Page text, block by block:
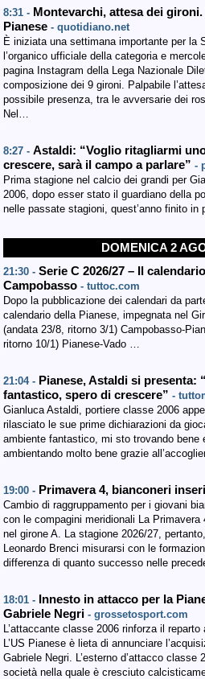
8:31 - Montevarchi, attesa dei
Pianese - quotidiano.net
È iniziata una settimana importante per la
l’organico ufficiale della categoria e
pagina Instagram della Lega Nazionale
composizione dei 9 gironi. Palpabile
possibile presenza, tra le avversarie dei
Nel…
8:27 - Astaldi: “Voglio ritagliarmi
crescere, sarà il campo a parlare” -
Prima stagione nel calcio dei grandi per
2006, dopo esser stato il guardiano della
nelle passate stagioni, quest’anno finito
DOMENICA 2
21:30 - Serie C 2026/27 – Il
Campobasso - tuttoc.com
Dopo la pubblicazione dei calendari da
calendario della Pianese, impegnata nel
(andata 23/8, ritorno 3/1) Campobasso-
ritorno 10/1) Pianese-Vado …
21:04 - Pianese, Astaldi si presenta:
fantastico, spero di crescere” -
Gianluca Astaldi, portiere classe 2006
rilasciato le sue prime dichiarazioni da
ambiente fantastico, mi sto trovando bene
ambientando molto bene grazie
19:00 - Primavera 4, bianconeri
Cambio di raggruppamento per i giovani
con le compagini meridionali La
nel girone A. La stagione 2026/27,
Leonardo Brenci misurarsi con le
differenza di quanto successo nelle
18:01 - Innesto in attacco per la
Gabriele Negri - grossetosport.com
L’attaccante classe 2006 rinforza il
L’US Pianese è lieta di annunciare
Gabriele Negri. L’esterno d’attacco classe
società nella quale è cresciuto